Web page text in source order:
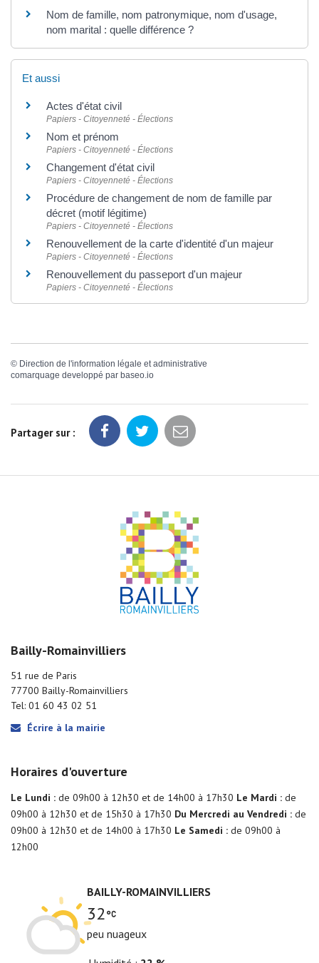
Nom de famille, nom patronymique, nom d'usage,
nom marital : quelle différence ?
Et aussi
Actes d'état civil
Papiers - Citoyenneté - Élections
Nom et prénom
Papiers - Citoyenneté - Élections
Changement d'état civil
Papiers - Citoyenneté - Élections
Procédure de changement de nom de famille par
décret (motif légitime)
Papiers - Citoyenneté - Élections
Renouvellement de la carte d'identité d'un majeur
Papiers - Citoyenneté - Élections
Renouvellement du passeport d'un majeur
Papiers - Citoyenneté - Élections
© Direction de l'information légale et administrative
comarquage developpé par baseo.io
Partager sur :
Bailly-Romainvilliers
51 rue de Paris
77700 Bailly-Romainvilliers
Tel: 01 60 43 02 51
Écrire à la mairie
Horaires d'ouverture
Le Lundi : de 09h00 à 12h30 et de 14h00 à 17h30 Le Mardi : de
09h00 à 12h30 et de 15h30 à 17h30 Du Mercredi au Vendredi : de
09h00 à 12h30 et de 14h00 à 17h30 Le Samedi : de 09h00 à
12h00
BAILLY-ROMAINVILLIERS
32
peu nuageux